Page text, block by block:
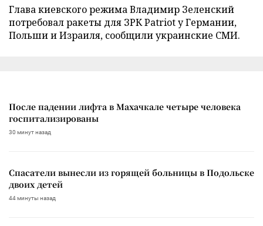
Глава киевского режима Владимир Зеленский
потребовал ракеты для ЗРК Patriot у Германии,
Польши и Израиля, сообщили украинские СМИ.
После падении лифта в Махачкале четыре человека
госпитализированы
30 минут назад
Спасатели вынесли из горящей больницы в Подольске
двоих детей
44 минуты назад